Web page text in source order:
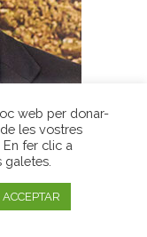
web per donar-
les vostres
fer clic a
galetes.
ACCEPTAR